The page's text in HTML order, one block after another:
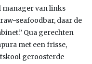
manager van links
seafoodbar, daar de
Qua gerechten
met een frisse,
geroosterde